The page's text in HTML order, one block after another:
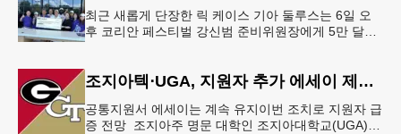
최근 새롭게 단장한 릭 케이스 기아 둘루스는 6일 오
후 코리안 페스티벌 강신범 준비위원장에게 5만 달러
조지아텍⋅UGA, 지원자 추가 에세이 제출 폐지
공통지원서 에세이는 계속 유지이번 조치로 지원자 급
증 전망 조지아주 명문 대학인 조지아대학교(UGA)와